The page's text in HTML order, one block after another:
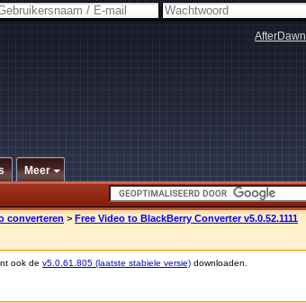
AfterDawn
Meer
converteren > Free Video to BlackBerry Converter v5.0.52.1111
ook de v5.0.61.805 (laatste stabiele versie) downloaden.